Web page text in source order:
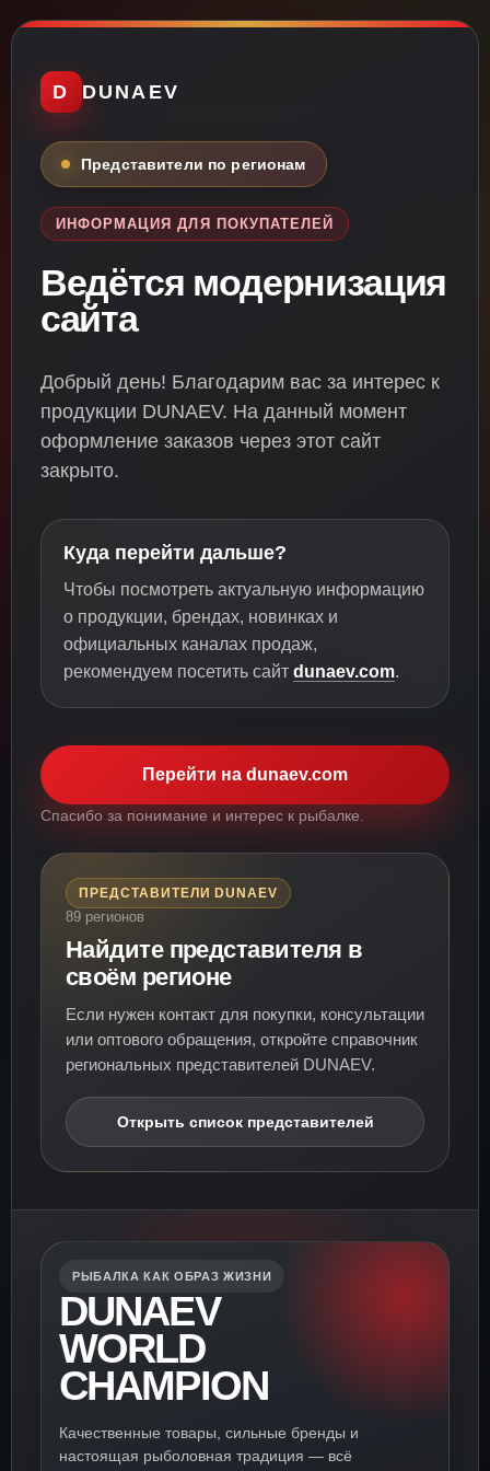
D DUNAEV
Представители по регионам
ИНФОРМАЦИЯ ДЛЯ ПОКУПАТЕЛЕЙ
Ведётся модернизация
сайта
Добрый день! Благодарим вас за интерес к
продукции DUNAEV. На данный момент
оформление заказов через этот сайт
закрыто.
Куда перейти дальше?
Чтобы посмотреть актуальную информацию
о продукции, брендах, новинках и
официальных каналах продаж,
рекомендуем посетить сайт dunaev.com.
Перейти на dunaev.com
Спасибо за понимание и интерес к рыбалке.
ПРЕДСТАВИТЕЛИ DUNAEV
89 регионов
Найдите представителя в
своём регионе
Если нужен контакт для покупки, консультации
или оптового обращения, откройте справочник
региональных представителей DUNAEV.
Открыть список представителей
РЫБАЛКА КАК ОБРАЗ ЖИЗНИ
DUNAEV
WORLD
CHAMPION
Качественные товары, сильные бренды и
настоящая рыболовная традиция — всё